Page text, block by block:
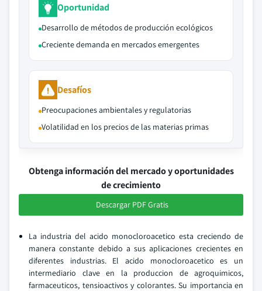
Oportunidad
Desarrollo de métodos de producción ecológicos
Creciente demanda en mercados emergentes
Desafíos
Preocupaciones ambientales y regulatorias
Volatilidad en los precios de las materias primas
Obtenga información del mercado y oportunidades
de crecimiento
Descargar PDF Gratis
La industria del acido monocloroacetico esta creciendo de
manera constante debido a sus aplicaciones crecientes en
diferentes industrias. El acido monocloroacetico es un
intermediario clave en la produccion de agroquimicos,
farmaceuticos, tensioactivos y colorantes. Su importancia en